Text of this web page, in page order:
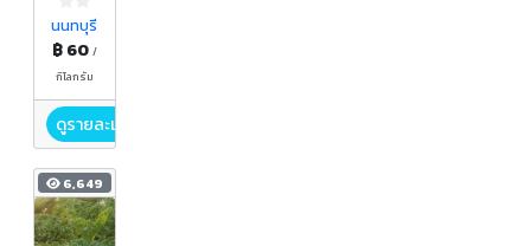
นนทบุรี
฿ 60 /
กิโลกรัม
ดูรายละเอียด
6,649